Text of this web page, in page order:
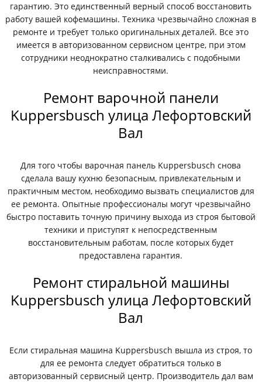
гарантию. Это единственный верный способ восстановить
работу вашей кофемашины. Техника чрезвычайно сложная в
ремонте и требует только оригинальных деталей. Все это
имеется в авторизованном сервисном центре, при этом
сотрудники неоднократно сталкивались с подобными
неисправностями.
Ремонт варочной панели
Kuppersbusch улица Лефортовский
Вал
Для того чтобы варочная панель Kuppersbusch снова
сделала вашу кухню безопасным, привлекательным и
практичным местом, необходимо вызвать специалистов для
ее ремонта. Опытные профессионалы могут чрезвычайно
быстро поставить точную причину выхода из строя бытовой
техники и приступят к непосредственным
восстановительным работам, после которых будет
предоставлена гарантия.
Ремонт стиральной машины
Kuppersbusch улица Лефортовский
Вал
Если стиральная машина Kuppersbusch вышла из строя, то
для ее ремонта следует обратиться только в
авторизованный сервисный центр. Производитель дал вам